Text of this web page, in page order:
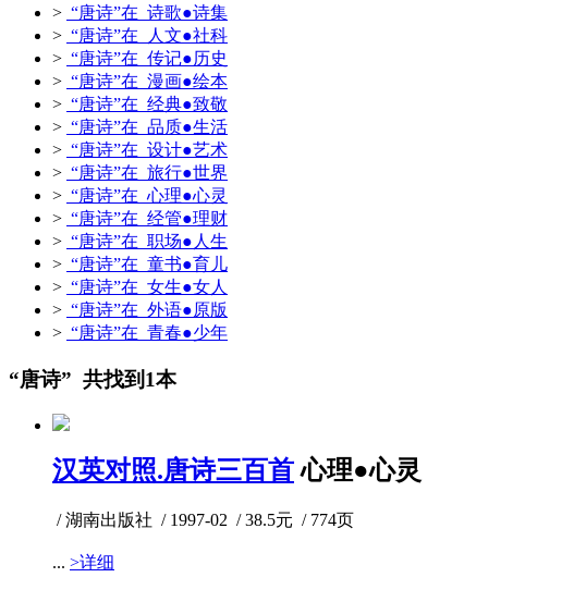
> “唐诗”在 诗歌●诗集
> “唐诗”在 人文●社科
> “唐诗”在 传记●历史
> “唐诗”在 漫画●绘本
> “唐诗”在 经典●致敬
> “唐诗”在 品质●生活
> “唐诗”在 设计●艺术
> “唐诗”在 旅行●世界
> “唐诗”在 心理●心灵
> “唐诗”在 经管●理财
> “唐诗”在 职场●人生
> “唐诗”在 童书●育儿
> “唐诗”在 女生●女人
> “唐诗”在 外语●原版
> “唐诗”在 青春●少年
“唐诗” 共找到1本
汉英对照.唐诗三百首 心理●心灵
/ 湖南出版社 / 1997-02 / 38.5元 / 774页
... >详细